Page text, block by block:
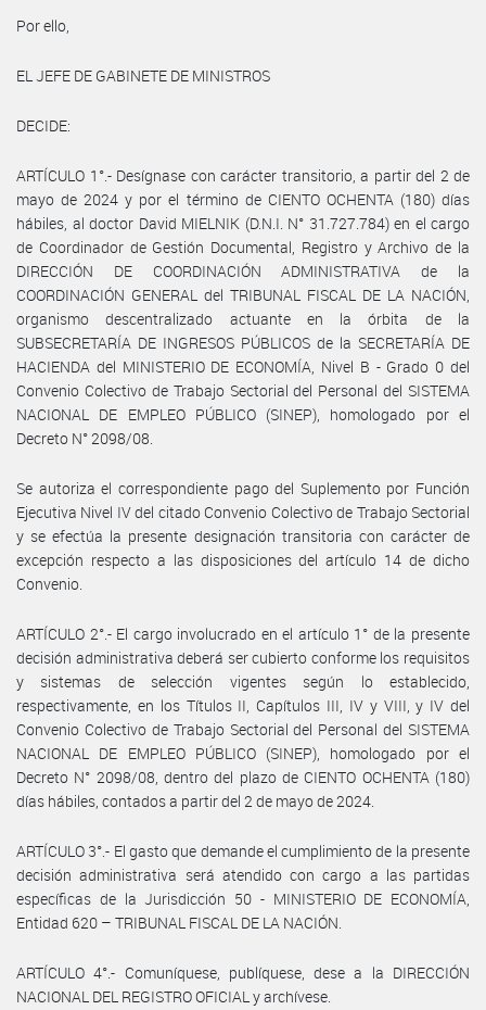
Por ello,
EL JEFE DE GABINETE DE MINISTROS
DECIDE:
ARTÍCULO 1°.- Desígnase con carácter transitorio, a partir del 2 de
mayo de 2024 y por el término de CIENTO OCHENTA (180) días
hábiles, al doctor David MIELNIK (D.N.I. N° 31.727.784) en el cargo
de Coordinador de Gestión Documental, Registro y Archivo de la
DIRECCIÓN DE COORDINACIÓN ADMINISTRATIVA de la
COORDINACIÓN GENERAL del TRIBUNAL FISCAL DE LA NACIÓN,
organismo descentralizado actuante en la órbita de la
SUBSECRETARÍA DE INGRESOS PÚBLICOS de la SECRETARÍA DE
HACIENDA del MINISTERIO DE ECONOMÍA, Nivel B - Grado 0 del
Convenio Colectivo de Trabajo Sectorial del Personal del SISTEMA
NACIONAL DE EMPLEO PÚBLICO (SINEP), homologado por el
Decreto N° 2098/08.
Se autoriza el correspondiente pago del Suplemento por Función
Ejecutiva Nivel IV del citado Convenio Colectivo de Trabajo Sectorial
y se efectúa la presente designación transitoria con carácter de
excepción respecto a las disposiciones del artículo 14 de dicho
Convenio.
ARTÍCULO 2°.- El cargo involucrado en el artículo 1° de la presente
decisión administrativa deberá ser cubierto conforme los requisitos
y sistemas de selección vigentes según lo establecido,
respectivamente, en los Títulos II, Capítulos III, IV y VIII, y IV del
Convenio Colectivo de Trabajo Sectorial del Personal del SISTEMA
NACIONAL DE EMPLEO PÚBLICO (SINEP), homologado por el
Decreto N° 2098/08, dentro del plazo de CIENTO OCHENTA (180)
días hábiles, contados a partir del 2 de mayo de 2024.
ARTÍCULO 3°.- El gasto que demande el cumplimiento de la presente
decisión administrativa será atendido con cargo a las partidas
específicas de la Jurisdicción 50 - MINISTERIO DE ECONOMÍA,
Entidad 620 – TRIBUNAL FISCAL DE LA NACIÓN.
ARTÍCULO 4°.- Comuníquese, publíquese, dese a la DIRECCIÓN
NACIONAL DEL REGISTRO OFICIAL y archívese.